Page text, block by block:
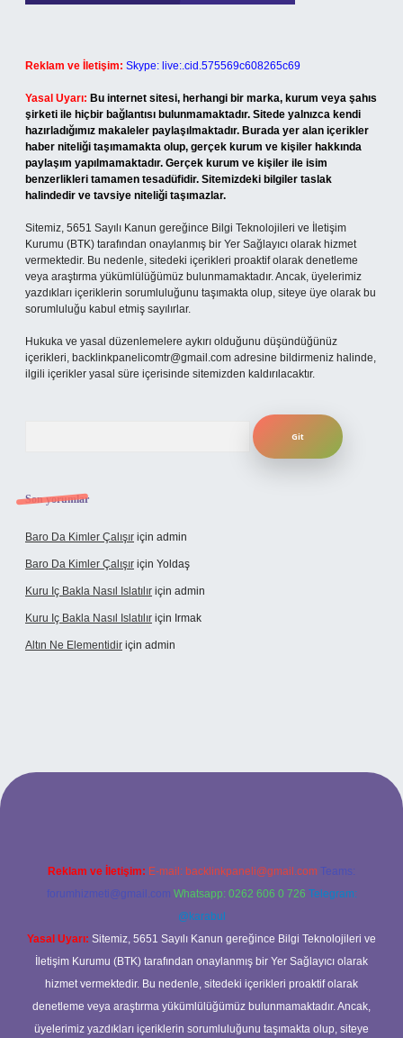
Reklam ve İletişim: Skype: live:.cid.575569c608265c69
Yasal Uyarı: Bu internet sitesi, herhangi bir marka, kurum veya şahıs
şirketi ile hiçbir bağlantısı bulunmamaktadır. Sitede yalnızca kendi
hazırladığımız makaleler paylaşılmaktadır. Burada yer alan içerikler
haber niteliği taşımamakta olup, gerçek kurum ve kişiler hakkında
paylaşım yapılmamaktadır. Gerçek kurum ve kişiler ile isim
benzerlikleri tamamen tesadüfidir. Sitemizdeki bilgiler taslak
halindedir ve tavsiye niteliği taşımazlar.
Sitemiz, 5651 Sayılı Kanun gereğince Bilgi Teknolojileri ve İletişim
Kurumu (BTK) tarafından onaylanmış bir Yer Sağlayıcı olarak hizmet
vermektedir. Bu nedenle, sitedeki içerikleri proaktif olarak denetleme
veya araştırma yükümlülüğümüz bulunmamaktadır. Ancak, üyelerimiz
yazdıkları içeriklerin sorumluluğunu taşımakta olup, siteye üye olarak bu
sorumluluğu kabul etmiş sayılırlar.
Hukuka ve yasal düzenlemelere aykırı olduğunu düşündüğünüz
içerikleri, backlinkpanelicomtr@gmail.com adresine bildirmeniz halinde,
ilgili içerikler yasal süre içerisinde sitemizden kaldırılacaktır.
Son yorumlar
Baro Da Kimler Çalışır için admin
Baro Da Kimler Çalışır için Yoldaş
Kuru Iç Bakla Nasıl Islatılır için admin
Kuru Iç Bakla Nasıl Islatılır için Irmak
Altın Ne Elementidir için admin
Reklam ve İletişim: E-mail: backlinkpaneli@gmail.com Teams:
forumhizmeti@gmail.com Whatsapp: 0262 606 0 726 Telegram:
@karabul
Yasal Uyarı: Sitemiz, 5651 Sayılı Kanun gereğince Bilgi Teknolojileri ve
İletişim Kurumu (BTK) tarafından onaylanmış bir Yer Sağlayıcı olarak
hizmet vermektedir. Bu nedenle, sitedeki içerikleri proaktif olarak
denetleme veya araştırma yükümlülüğümüz bulunmamaktadır. Ancak,
üyelerimiz yazdıkları içeriklerin sorumluluğunu taşımakta olup, siteye